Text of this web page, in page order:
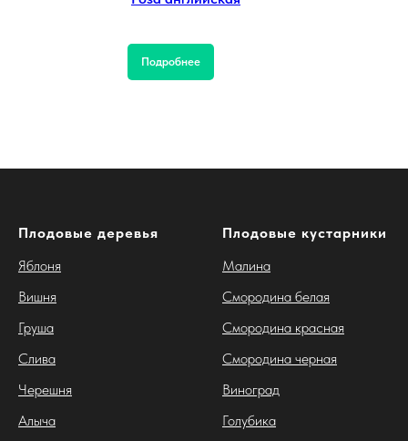
Подробнее
Плодовые деревья
Яблоня
Вишня
Груша
Слива
Черешня
Алыча
Плодовые кустарники
Малина
Смородина белая
Смородина красная
Смородина черная
Виноград
Голубика